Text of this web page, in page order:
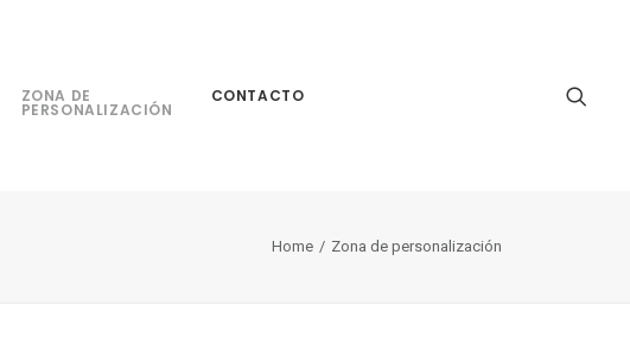
ZONA DE
PERSONALIZACIÓN
CONTACTO
Home Zona de personalización